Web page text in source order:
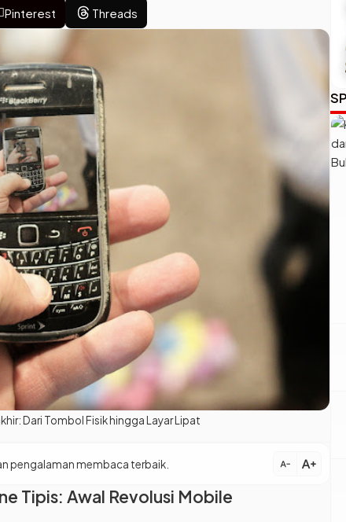
Pinterest Threads
Dari Tombol Fisik hingga Layar Lipat
pengalaman membaca terbaik. text_decrease text_increase
Tipis: Awal Revolusi Mobile